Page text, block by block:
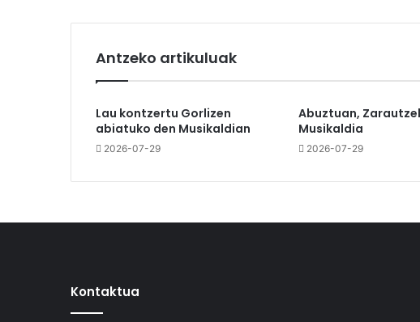
Antzeko artikuluak
Lau kontzertu Gorlizen
abiatuko den Musikaldian
2026-07-29
Abuztuan,
Musikaldia
2026-07-29
Kontaktua